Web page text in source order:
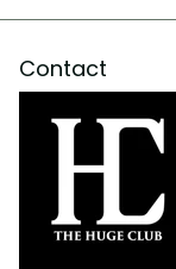
Contact